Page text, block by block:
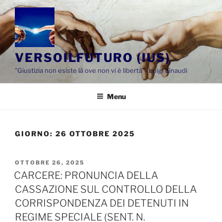
Salta
al
contenuto
VERSOILFUTURO (IUS)
"Giustizia non esiste là ove non vi è libertà"- Luigi Einaudi
Menu
GIORNO: 26 OTTOBRE 2025
PUBBLICATO
IL
OTTOBRE 26, 2025
CARCERE: PRONUNCIA DELLA
CASSAZIONE SUL CONTROLLO DELLA
CORRISPONDENZA DEI DETENUTI IN
REGIME SPECIALE (SENT. N.